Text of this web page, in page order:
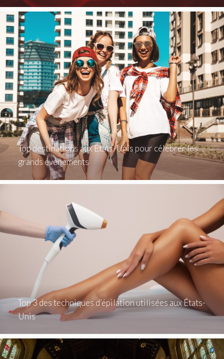
Top destinations aux États-Unis pour célébrer les
grands événements
Top 3 des techniques d’épilation utilisées aux États-
Unis